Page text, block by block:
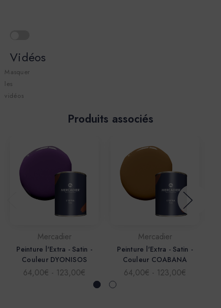
Vidéos
Masquer
les
vidéos
Produits associés
Mercadier
Peinture l'Extra - Satin -
Couleur DYONISOS
64,00€ - 123,00€
Mercadier
Peinture l'Extra - Satin -
Couleur COABANA
64,00€ - 123,00€